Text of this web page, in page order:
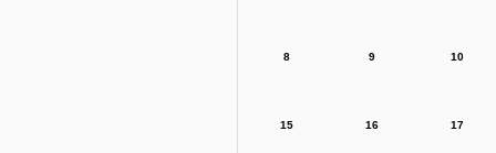
8 9 10
15 16 17